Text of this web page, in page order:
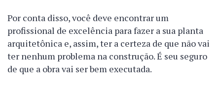
Por conta disso, você deve encontrar um
profissional de excelência para fazer a sua planta
arquitetônica e, assim, ter a certeza de que não vai
ter nenhum problema na construção. É seu seguro
de que a obra vai ser bem executada.